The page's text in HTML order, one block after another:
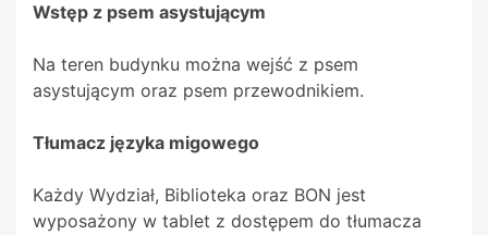
Wstęp z psem asystującym
Na teren budynku można wejść z psem
asystującym oraz psem przewodnikiem.
Tłumacz języka migowego
Każdy Wydział, Biblioteka oraz BON jest
wyposażony w tablet z dostępem do tłumacza